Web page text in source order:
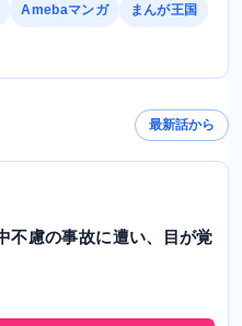
Amebaマンガ まんが王国
最新話から
不慮の事故に遭い、目が覚